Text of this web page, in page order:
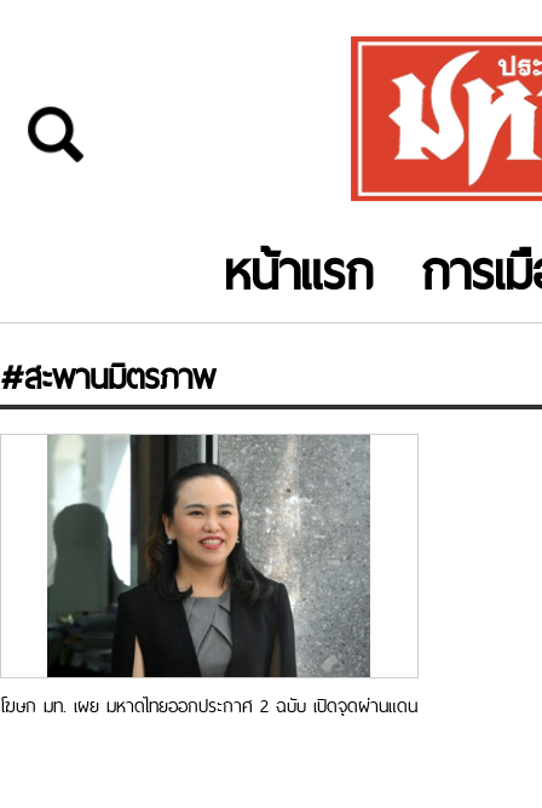
หน้าแรก การเ
#สะพานมิตรภาพ
โฆษก มท. เผย มหาดไทยออกประกาศ 2 ฉบับ เปิดจุดผ่านแดน